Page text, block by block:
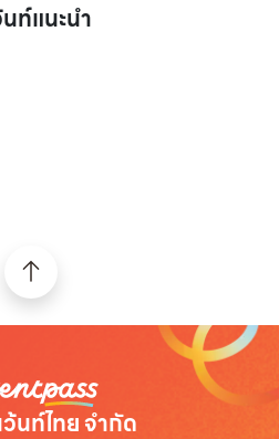
ท์แนะนำ
นท์ไทย จำกัด